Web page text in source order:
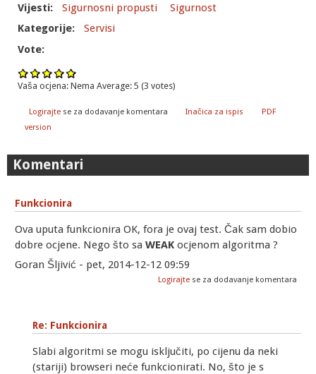
Vijesti:
Sigurnosni propusti
Sigurnost
Kategorije:
Servisi
Vote:
Vaša ocjena: Nema Average: 5 (3 votes)
Logirajtese za dodavanje komentara Inačica za ispis
PDF
version
Komentari
Funkcionira
Ova uputa funkcionira OK, fora je ovaj test. Čak sam dobio
dobre ocjene. Nego što sa WEAK ocjenom algoritma ?
Goran Šljivić - pet, 2014-12-12 09:59
Logirajte se za dodavanje komentara
Re: Funkcionira
Slabi algoritmi se mogu isključiti, po cijenu da neki
(stariji) browseri neće funkcionirati. No, što je s